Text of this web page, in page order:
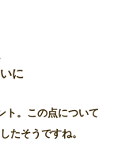
に
ト。この点について
たそうですね。